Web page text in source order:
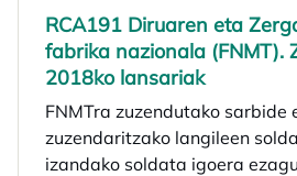
RCA191 Diruaren eta
fabrika nazionala (FNMT).
2018ko lansariak
FNMTra zuzendutako sarbide
zuzendaritzako langileen
izandako soldata igoera